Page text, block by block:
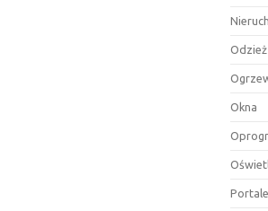
Odzież
Okna
Portale